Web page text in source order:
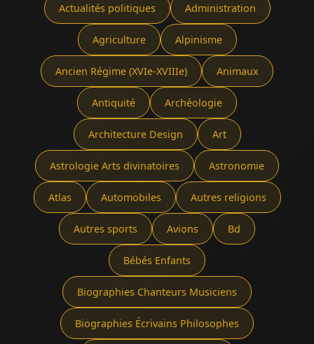
Actualités politiques Administration
Agriculture Alpinisme
Ancien Régime (XVIe-XVIIIe) Animaux
Antiquité Archéologie
Architecture Design Art
Astrologie Arts divinatoires Astronomie
Atlas Automobiles Autres religions
Autres sports Avions Bd
Bébés Enfants
Biographies Chanteurs Musiciens
Biographies Écrivains Philosophes